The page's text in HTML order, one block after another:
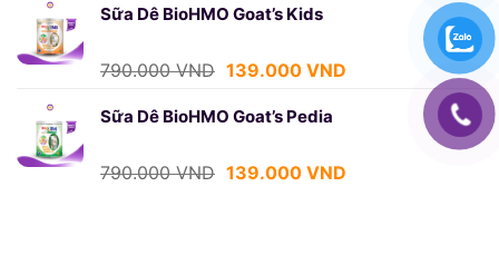
là:
139.000 VND.
Sữa Dê BioHMO Goat’s Kids
790.000VND Giá
là:
139.000 VNDGiá
Sữa Dê BioHMO Goat’s Pedia
790.000VND Giá
139.000 VNDGiá